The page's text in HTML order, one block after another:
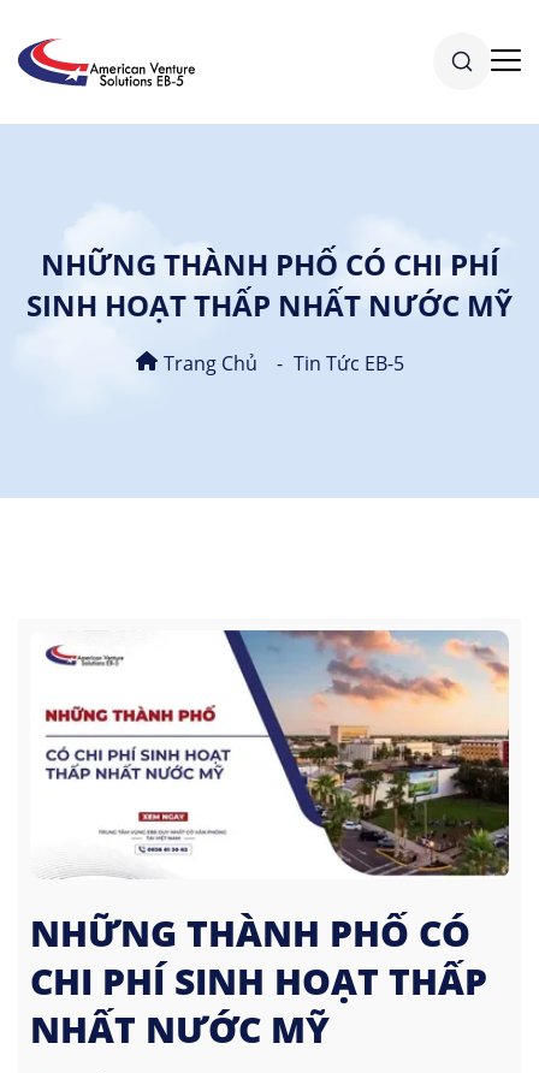
NHỮNG THÀNH PHỐ CÓ CHI PHÍ
SINH HOẠT THẤP NHẤT NƯỚC MỸ
Trang Chủ Tin Tức EB-5
NHỮNG THÀNH PHỐ CÓ
CHI PHÍ SINH HOẠT THẤP
NHẤT NƯỚC MỸ